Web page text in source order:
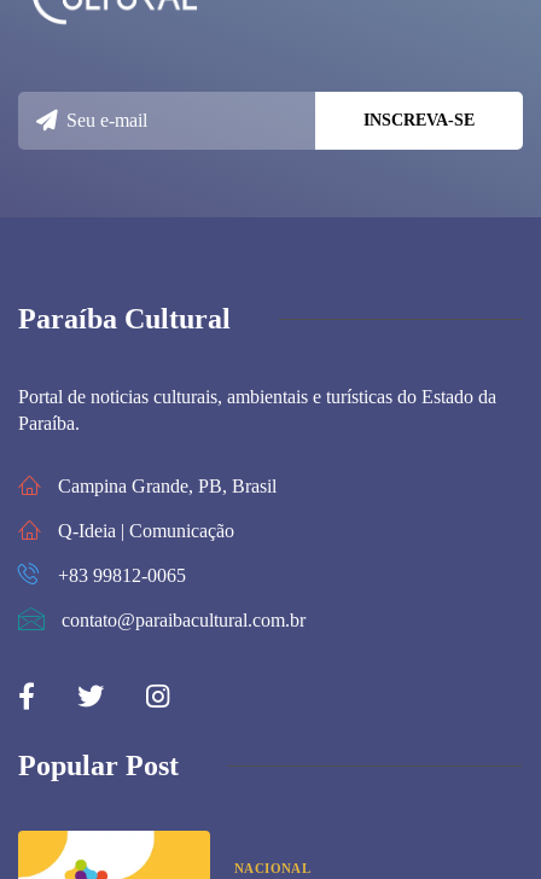
Paraíba Cultural
Portal de noticias culturais, ambientais e turísticas do Estado da
Paraíba.
Campina Grande, PB, Brasil
Q-Ideia | Comunicação
+83 99812-0065
contato@paraibacultural.com.br
Popular Post
NACIONAL